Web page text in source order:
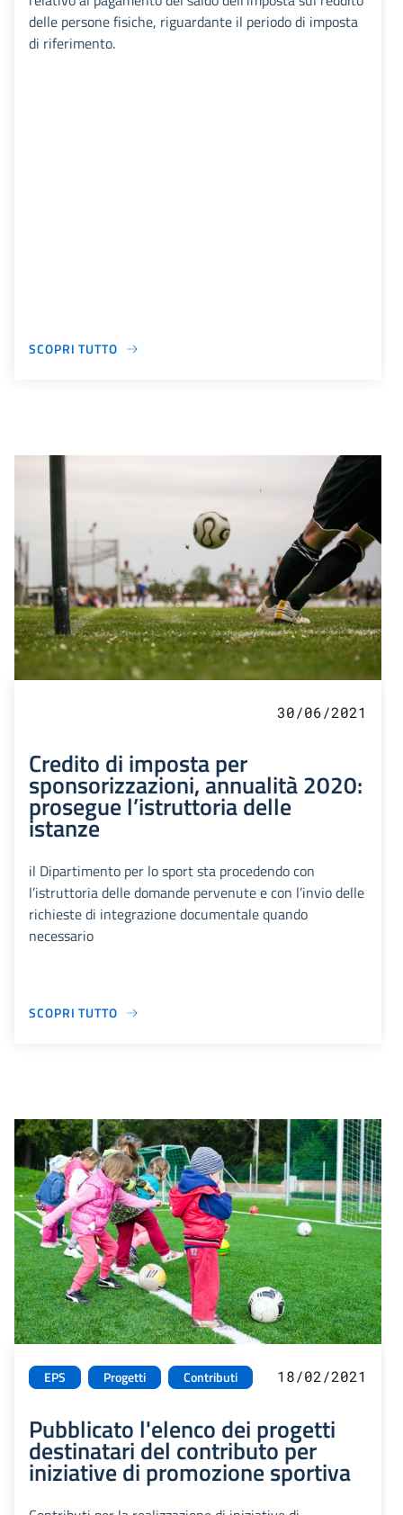
delle persone fisiche, riguardante il periodo di imposta
di riferimento.
SCOPRI TUTTO
30/06/2021
Credito di imposta per
sponsorizzazioni, annualità 2020:
prosegue l’istruttoria delle
istanze
il Dipartimento per lo sport sta procedendo con
l’istruttoria delle domande pervenute e con l’invio delle
richieste di integrazione documentale quando
necessario
SCOPRI TUTTO
EPS Progetti Contributi 18/02/2021
Pubblicato l'elenco dei progetti
destinatari del contributo per
iniziative di promozione sportiva